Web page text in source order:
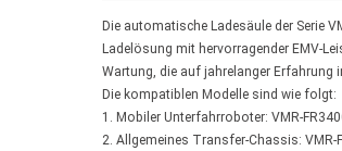
Die automatische Ladesäule der Serie
Ladelösung mit hervorragender EMV-
Wartung, die auf jahrelanger Erfahrung
Die kompatiblen Modelle sind wie folgt:
1. Mobiler Unterfahrroboter: VMR-
2. Allgemeines Transfer-Chassis: VMR-